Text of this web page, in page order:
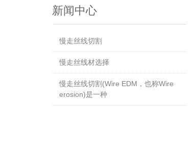
新闻中心
慢走丝线切割
慢走丝线材选择
慢走丝线切割(Wire EDM，也称Wire
erosion)是一种